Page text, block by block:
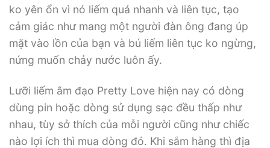
ko yên ổn vì nó liếm quá nhanh và liên tục, tạo
cảm giác như mang một người đàn ông đang úp
mặt vào lồn của bạn và bú liếm liên tục ko ngừng,
nứng muốn chảy nước luôn ấy.
Lưỡi liếm âm đạo Pretty Love hiện nay có dòng
dùng pin hoặc dòng sử dụng sạc đều thấp như
nhau, tùy sở thích của mỗi người cũng như chiếc
nào lợi ích thì mua dòng đó. Khi sắm hàng thì địa